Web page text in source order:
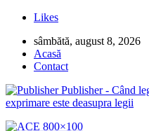
Likes
sâmbătă, august 8, 2026
Acasă
Contact
Publisher - Când
exprimare este deasupra legii